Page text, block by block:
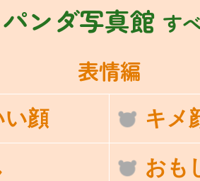
ンダ写真館 す
表情編
い顔 キメ
おも